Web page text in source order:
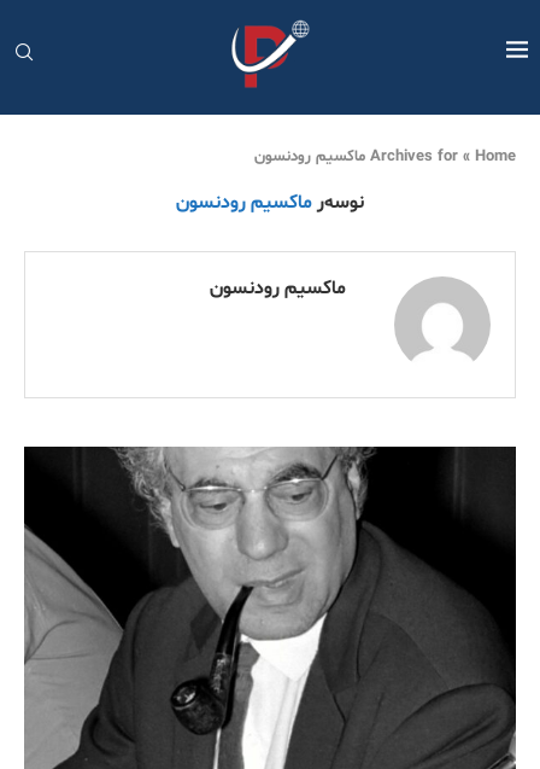
Home
» Archives for ماکسیم رودنسون
نوسەرماکسیم رودنسون
ماکسیم رودنسون